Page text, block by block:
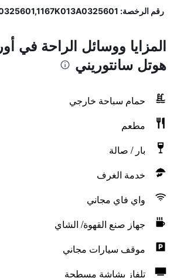
رقم الرخصة: 1167K013A0325601,1167K013A0325601
المزايا ووسائل الراحة في
هوتل سانتوريني
حمام سباحة خارجي
مطعم
بار / صالة
خدمة الغرف
واي فاي مجاني
جهاز صنع القهوة/ الشاي
موقف سيارات مجاني
تلفاز بشاشة مسطحة